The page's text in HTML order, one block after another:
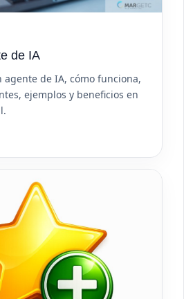
de IA
agente de IA, cómo funciona,
ejemplos y beneficios en